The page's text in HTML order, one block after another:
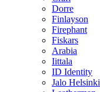
Dorre
Finlayson
Firephant
Fiskars
Arabia
Iittala
ID Identity
Jalo Helsinki